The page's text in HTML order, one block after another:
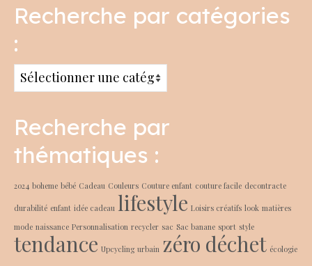
Recherche par catégories
:
Recherche
par
:Recherche par
thématiques :
2024 boheme bébé Cadeau Couleurs Couture enfant couture facile decontracte
durabilité enfant idée cadeau lifestyle Loisirs créatifs look matières
mode naissance Personnalisation recycler sac Sac banane sport style
tendance Upcycling urbain zéro déchet écologie